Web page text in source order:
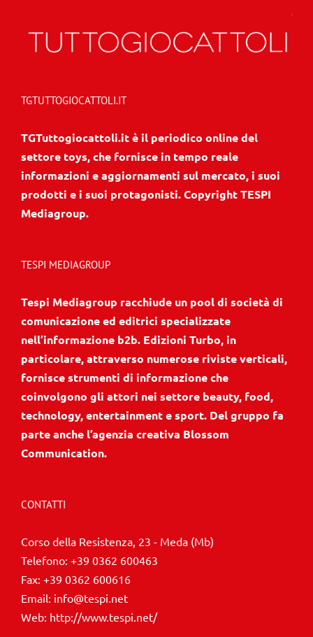
TGTUTTOGIOCATTOLI.IT
TGTuttogiocattoli.it è il periodico online del
settore toys, che fornisce in tempo reale
informazioni e aggiornamenti sul mercato, i suoi
prodotti e i suoi protagonisti. Copyright TESPI
Mediagroup.
TESPI MEDIAGROUP
Tespi Mediagroup racchiude un pool di società di
comunicazione ed editrici specializzate
nell’informazione b2b. Edizioni Turbo, in
particolare, attraverso numerose riviste verticali,
fornisce strumenti di informazione che
coinvolgono gli attori nei settore beauty, food,
technology, entertainment e sport. Del gruppo fa
parte anche l’agenzia creativa Blossom
Communication.
CONTATTI
Corso della Resistenza, 23 - Meda (Mb)
Telefono: +39 0362 600463
Fax: +39 0362 600616
Email: info@tespi.net
Web: http://www.tespi.net/